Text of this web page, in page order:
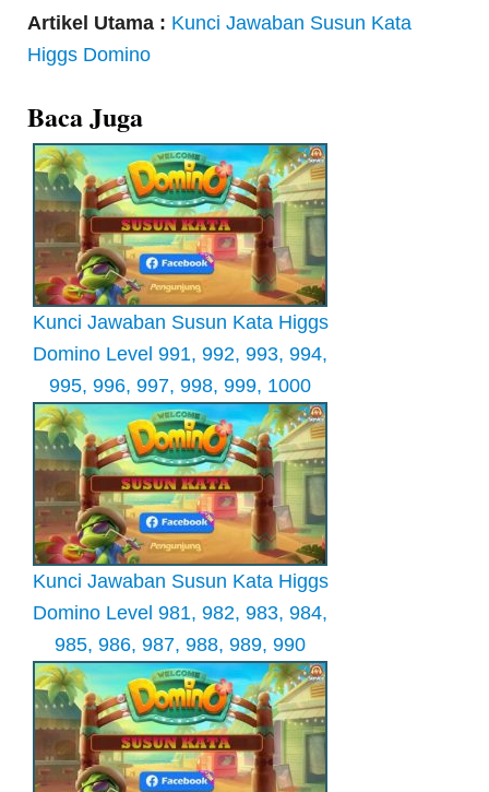
Artikel Utama : Kunci Jawaban Susun Kata
Higgs Domino
Baca Juga
Kunci Jawaban Susun Kata Higgs
Domino Level 991, 992, 993, 994,
995, 996, 997, 998, 999, 1000
Kunci Jawaban Susun Kata Higgs
Domino Level 981, 982, 983, 984,
985, 986, 987, 988, 989, 990